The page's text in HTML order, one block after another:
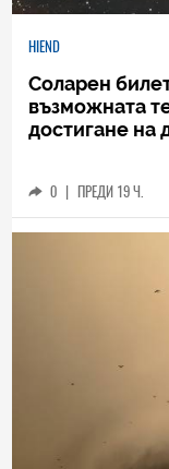
HIEND
Соларен
възможната
достигане на
0 | ПРЕДИ 19 Ч.